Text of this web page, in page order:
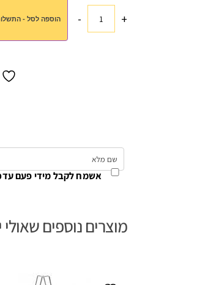
+כמות
- הוספה לסל - התשלום מתבצע טלפונית
אשמח לקבל מידי פעם
מוצרים נוספים שאולי